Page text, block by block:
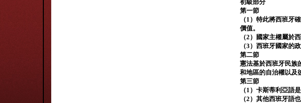
初級部分
第一節
（1）特此將西班牙
價值。
（2）國家主權屬於
（3）西班牙國家的
第二節
憲法基於西班牙民族
和地區的自治權以及
第三節
（1）卡斯蒂利亞語
（2）其他西班牙語